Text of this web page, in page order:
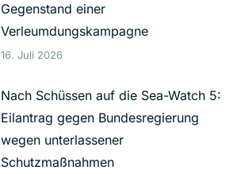
Gegenstand einer
Verleumdungskampagne
16. Juli 2026
Nach Schüssen auf die Sea-Watch 5:
Eilantrag gegen Bundesregierung
wegen unterlassener
Schutzmaßnahmen